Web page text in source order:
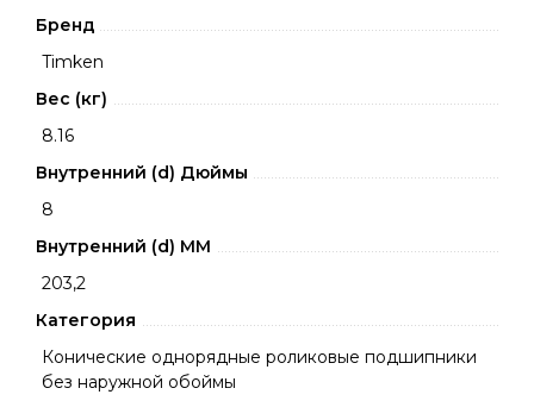
Бренд
Timken
Вес (кг)
8.16
Внутренний (d) Дюймы
8
Внутренний (d) ММ
203,2
Категория
Конические однорядные роликовые подшипники
без наружной обоймы